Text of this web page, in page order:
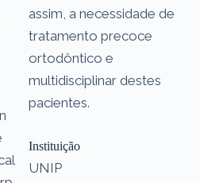
assim, a necessidade de
tratamento precoce
ortodôntico e
multidisciplinar destes
pacientes.
Instituição
UNIP